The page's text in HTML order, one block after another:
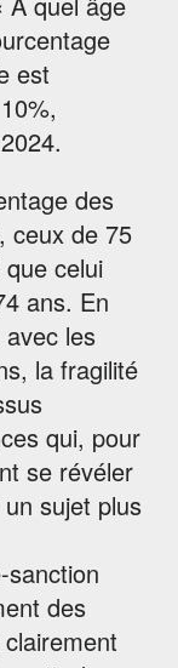
est
des
ceux de 75
celui
ans. En
les
la fragilité
qui, pour
se révéler
sujet plus
sanction
des